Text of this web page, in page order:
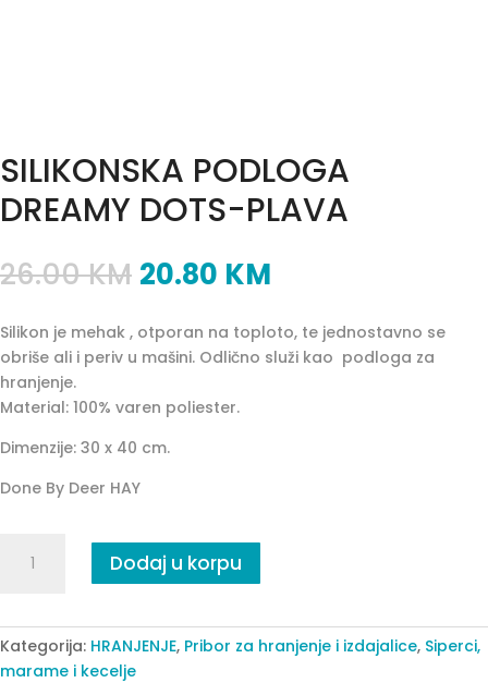
SILIKONSKA PODLOGA
DREAMY DOTS-PLAVA
26.00KM 20.80 KM
Silikon je mehak , otporan na toploto, te jednostavno se
obriše ali i periv u mašini. Odlično služi kao podloga za
hranjenje.
Material: 100% varen poliester.
Dimenzije: 30 x 40 cm.
Done By Deer HAY
PODLOGA
PLAVA
quantity
Dodaj u korpu
Kategorija: HRANJENJE, Pribor za hranjenje i izdajalice, Siperci,
marame i kecelje